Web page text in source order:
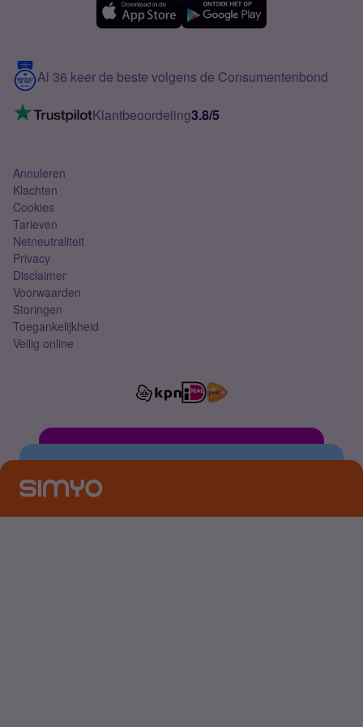
Meerdere nummers
5G internet
Mobiel internet
Mobiel abonnement
Contact
VoLTE 4G bellen
Al 36 keer de beste volgens de Consumentenbond
Klantbeoordeling3.8/5
Annuleren
Klachten
Cookies
Tarieven
Netneutraliteit
Privacy
Disclaimer
Voorwaarden
Storingen
Toegankelijkheid
Veilig online